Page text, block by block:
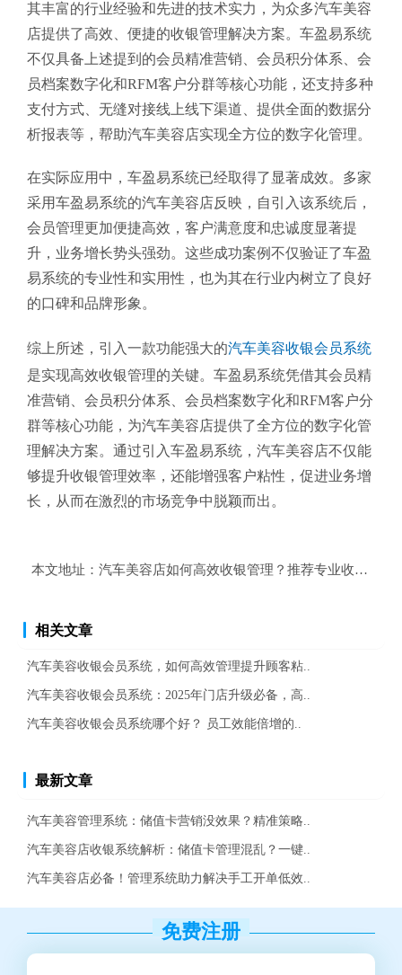
其丰富的行业经验和先进的技术实力，为众多汽车美容
店提供了高效、便捷的收银管理解决方案。车盈易系统
不仅具备上述提到的会员精准营销、会员积分体系、会
员档案数字化和RFM客户分群等核心功能，还支持多种
支付方式、无缝对接线上线下渠道、提供全面的数据分
析报表等，帮助汽车美容店实现全方位的数字化管理。
在实际应用中，车盈易系统已经取得了显著成效。多家
采用车盈易系统的汽车美容店反映，自引入该系统后，
会员管理更加便捷高效，客户满意度和忠诚度显著提
升，业务增长势头强劲。这些成功案例不仅验证了车盈
易系统的专业性和实用性，也为其在行业内树立了良好
的口碑和品牌形象。
综上所述，引入一款功能强大的汽车美容收银会员系统
是实现高效收银管理的关键。车盈易系统凭借其会员精
准营销、会员积分体系、会员档案数字化和RFM客户分
群等核心功能，为汽车美容店提供了全方位的数字化管
理解决方案。通过引入车盈易系统，汽车美容店不仅能
够提升收银管理效率，还能增强客户粘性，促进业务增
长，从而在激烈的市场竞争中脱颖而出。
本文地址： 汽车美容店如何高效收银管理？推荐专业收银会员
相关文章
汽车美容收银会员系统，如何高效管理提升顾客粘..
汽车美容收银会员系统：2025年门店升级必备，高..
汽车美容收银会员系统哪个好？ 员工效能倍增的..
最新文章
汽车美容管理系统：储值卡营销没效果？精准策略..
汽车美容店收银系统解析：储值卡管理混乱？一键..
汽车美容店必备！管理系统助力解决手工开单低效..
免费注册